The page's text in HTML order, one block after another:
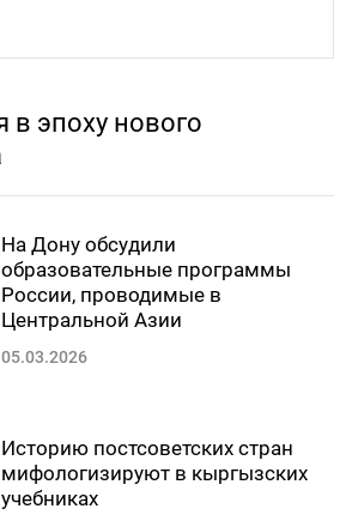
в эпоху нового
На Дону обсудили
образовательные программы
России, проводимые в
Центральной Азии
05.03.2026
Историю постсоветских стран
мифологизируют в кыргызских
учебниках